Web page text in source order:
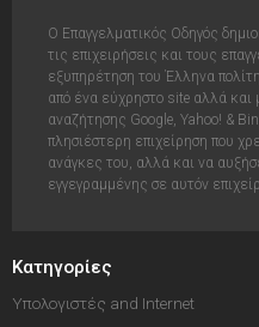
Ο Επαγγελματικός Οδηγός
τις επιχειρήσεις και τους
εξυπηρέτηση του Έλληνα
από ένα εύχρηστο site αλλά
αναζήτησης Google, Yahoo! &
πλησιέστερη επιχείρηση που
ανάγκες του, αλλά και να
εγγεγραμμένης σε αυτόν
Κατηγορίες
Υπολογιστές and Internet